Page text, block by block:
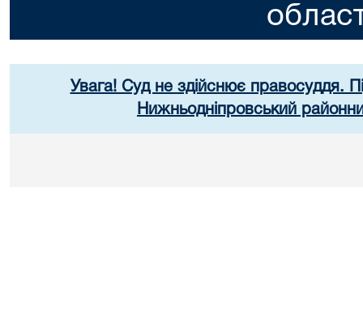
Увага! Суд не здійснює правосуддя.
Нижньодніпровський